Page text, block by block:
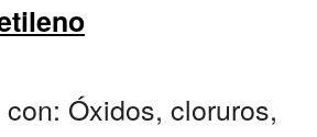
Óxidos, cloruros,